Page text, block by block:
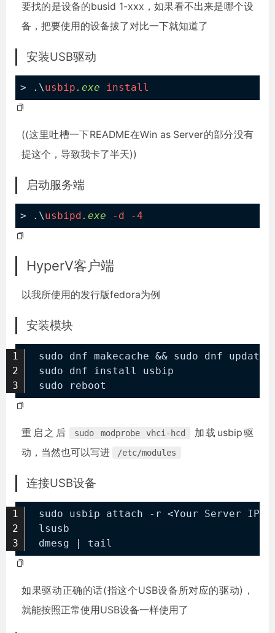
要找的是设备的busid 1-xxx，如果看不出来是哪个设
备，把要使用的设备拔了对比一下就知道了
安装USB驱动
> .\usbip .exe install
((这里吐槽一下README在Win as Server的部分没有
提这个，导致我卡了半天))
启动服务端
> .\usbipd .exe -d -4
HyperV客户端
以我所使用的发行版fedora为例
安装模块
sudo dnf makecache && sudo dnf update
sudo dnf install usbip
sudo reboot
重启之后 sudo modprobe vhci-hcd
加载usbip驱
动，当然也可以写进
/etc/modules
连接USB设备
sudo usbip attach -r <Your Server IP>
lsusb
dmesg | tail
如果驱动正确的话(指这个USB设备所对应的驱动)，
就能按照正常使用USB设备一样使用了